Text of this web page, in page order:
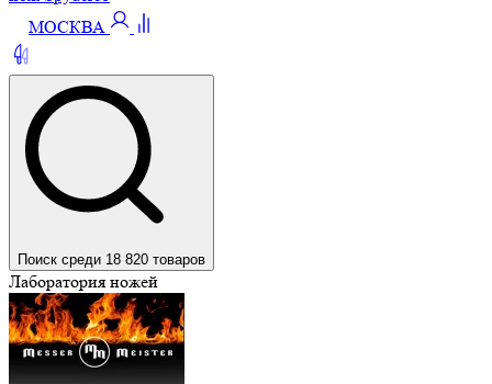
МОСКВА
Поиск среди 18 820 товаров
Лаборатория ножей